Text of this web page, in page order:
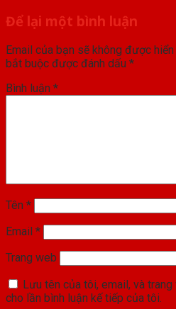
Để lại một bình luận
Email của bạn sẽ không được
bắt buộc được đánh dấu *
Bình luận *
Tên *
Email *
Trang web
Lưu tên của tôi, email, và
cho lần bình luận kế tiếp của tôi.